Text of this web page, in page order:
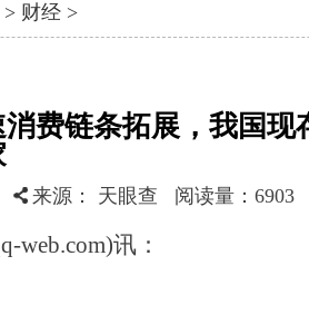
> 财经 >
费链条拓展，我国现
来源： 天眼查 阅读量：6903
web.com)讯：